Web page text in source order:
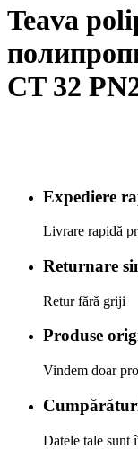
Teava
CT 32
Expediere
Livrare rapidă
Returnare
Retur fără griji
Produse
Vindem doar
Datele tale sunt